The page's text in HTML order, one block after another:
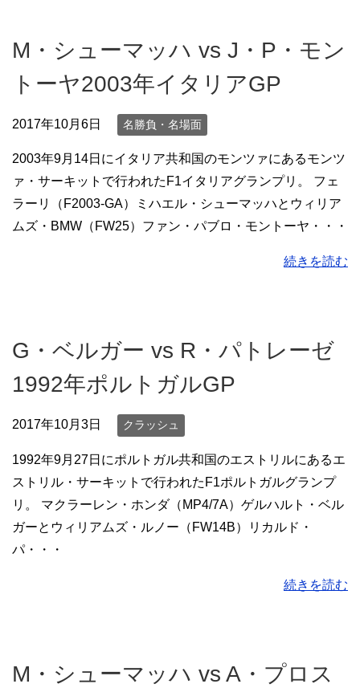
M・シューマッハ vs J・P・モン
トーヤ2003年イタリアGP
2017年10月6日 名勝負・名場面
2003年9月14日にイタリア共和国のモンツァにあるモンツ
ァ・サーキットで行われたF1イタリアグランプリ。 フェ
ラーリ（F2003-GA）ミハエル・シューマッハとウィリア
ムズ・BMW（FW25）ファン・パブロ・モントーヤ・・・
続きを読む
G・ベルガー vs R・パトレーゼ
1992年ポルトガルGP
2017年10月3日 クラッシュ
1992年9月27日にポルトガル共和国のエストリルにあるエ
ストリル・サーキットで行われたF1ポルトガルグランプ
リ。 マクラーレン・ホンダ（MP4/7A）ゲルハルト・ベル
ガーとウィリアムズ・ルノー（FW14B）リカルド・
パ・・・
続きを読む
M・シューマッハ vs A・プロス